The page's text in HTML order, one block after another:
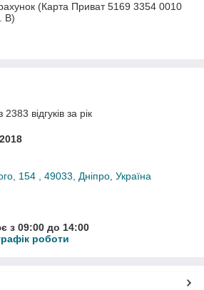
(Карта Приват 5169 3354 0010
В)
відгуків за рік
154 , 49033, Дніпро, Україна
з 09:00 до 14:00
роботи